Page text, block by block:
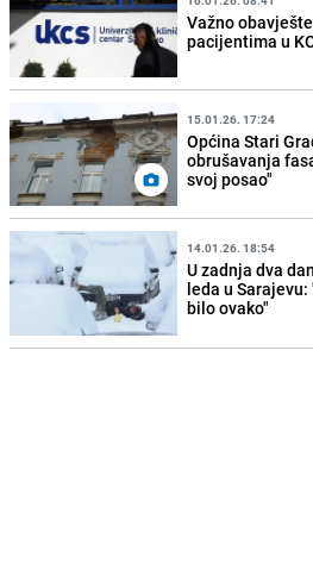
Važno
pacijentima u
15.01.26. 17:24
Općina Stari
obrušavanja
svoj posao"
14.01.26. 18:54
U zadnja dva
leda u
bilo ovako"